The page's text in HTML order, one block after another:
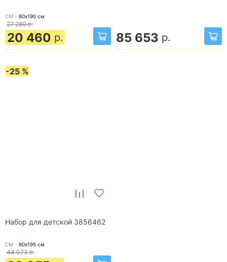
СМ - 80х190 см
27 280 р.
20 460 р. 85 653 р.
-25 %
Набор для детской 3856462
СМ - 80х195 см
44 073 р.